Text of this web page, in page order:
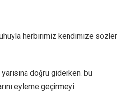
herbirimiz kendimize sözler
doğru giderken, bu
eyleme geçirmeyi